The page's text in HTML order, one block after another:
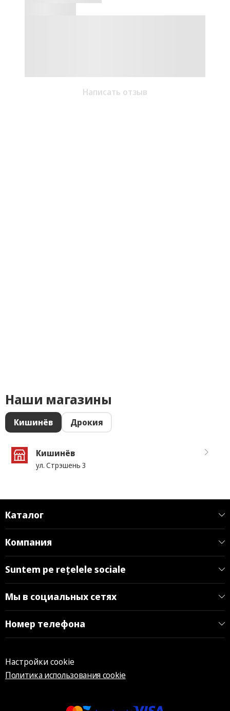
Написать отзыв
Наши магазины
Кишинёв Дрокия
Кишинёв
ул. Стрэшень 3
Каталог
Компания
Suntem pe rețelele sociale
Мы в социальных сетях
Номер телефона
Настройки cookie
Политика использования cookie